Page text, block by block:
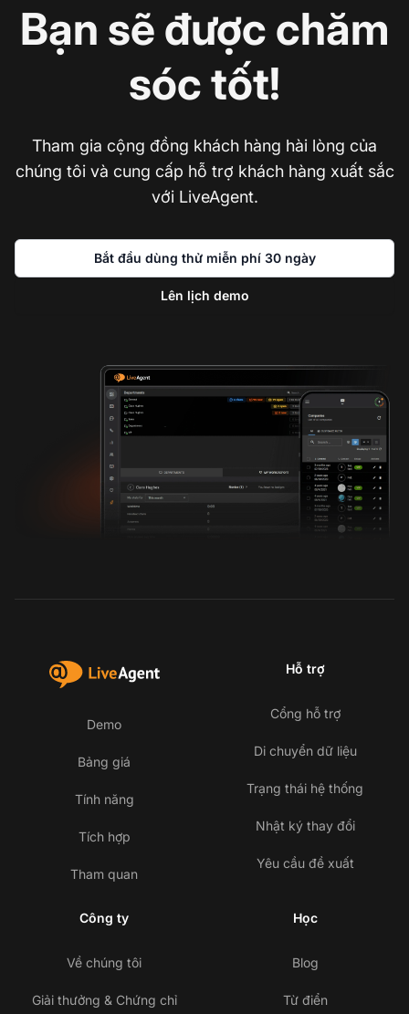
Bạn sẽ được chăm
sóc tốt!
Tham gia cộng đồng khách hàng hài lòng của
chúng tôi và cung cấp hỗ trợ khách hàng xuất sắc
với LiveAgent.
Bắt đầu dùng thử miễn phí 30 ngày
Lên lịch demo
Demo
Bảng giá
Tính năng
Tích hợp
Tham quan
Hỗ trợ
Cổng hỗ trợ
Di chuyển dữ liệu
Trạng thái hệ thống
Nhật ký thay đổi
Yêu cầu đề xuất
Công ty
Về chúng tôi
Giải thưởng & Chứng chỉ
Học
Blog
Từ điển